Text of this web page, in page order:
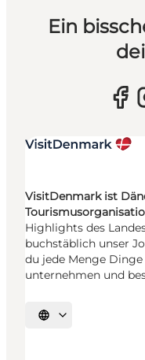
Ein
VisitDenmark ist
Highlights des
buchstäblich unser
du jede Menge
unternehmen und
Sprache auswählen